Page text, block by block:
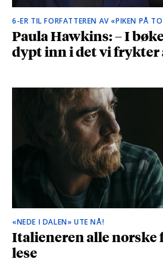
6-ER TIL FORFATTEREN AV «PIKEN PÅ
Paula Hawkins: – I
dypt inn i det vi frykter
«NEDE I DALEN» UTE NÅ!
Italieneren alle norske
lese